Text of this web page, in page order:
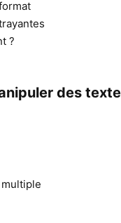
?
des